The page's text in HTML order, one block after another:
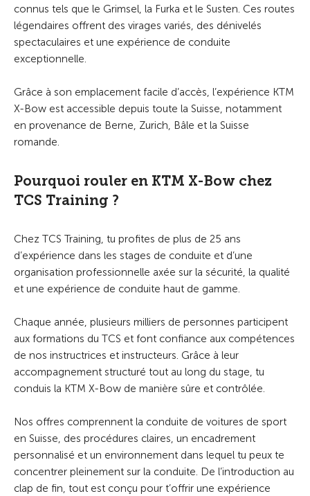
connus tels que le Grimsel, la Furka et le Susten. Ces routes
légendaires offrent des virages variés, des dénivelés
spectaculaires et une expérience de conduite
exceptionnelle.
Grâce à son emplacement facile d’accès, l’expérience KTM
X-Bow est accessible depuis toute la Suisse, notamment
en provenance de Berne, Zurich, Bâle et la Suisse
romande.
Pourquoi rouler en KTM X-Bow chez
TCS Training ?
Chez TCS Training, tu profites de plus de 25 ans
d’expérience dans les stages de conduite et d’une
organisation professionnelle axée sur la sécurité, la qualité
et une expérience de conduite haut de gamme.
Chaque année, plusieurs milliers de personnes participent
aux formations du TCS et font confiance aux compétences
de nos instructrices et instructeurs. Grâce à leur
accompagnement structuré tout au long du stage, tu
conduis la KTM X-Bow de manière sûre et contrôlée.
Nos offres comprennent la conduite de voitures de sport
en Suisse, des procédures claires, un encadrement
personnalisé et un environnement dans lequel tu peux te
concentrer pleinement sur la conduite. De l’introduction au
clap de fin, tout est conçu pour t’offrir une expérience